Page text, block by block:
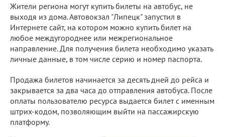
Жители региона могут купить билеты на автобус, не
выходя из дома. Автовокзал "Липецк" запустил в
Интернете сайт, на котором можно купить билет на
любое междугороднее или межрегиональное
направление. Для получения билета необходимо указать
личные данные, в том числе серию и номер паспорта.
Продажа билетов начинается за десять дней до рейса и
закрывается за два часа до отправления автобуса. После
оплаты пользователю ресурса выдается билет с именным
штрих-кодом, позволяющим выйти на пассажирскую
платформу.